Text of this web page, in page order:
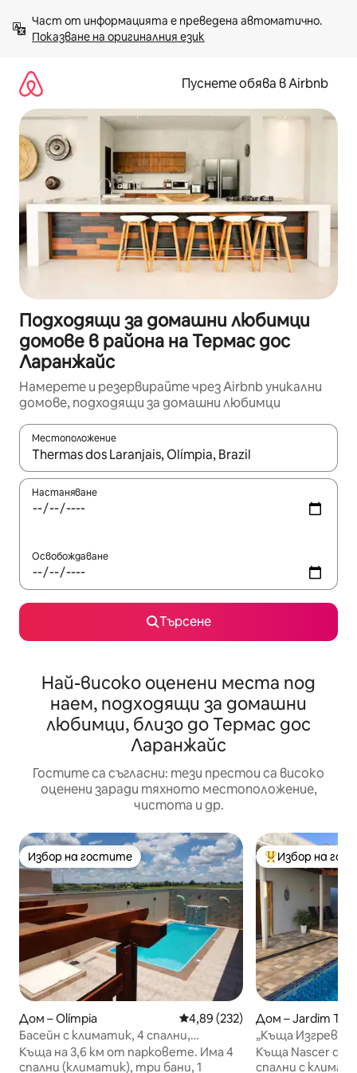
към
съдържанието
Показване на оригиналния език
Пуснете обява в Airbnb
Подходящи за домашни любимци
домове в района на Термас дос
Ларанжайс
Намерете и резервирайте чрез Airbnb уникални
домове, подходящи за домашни любимци
Местоположение
Когато резултатите се покажат, използвайте
Настаняване
Освобождаване
Търсене
Най-високо оценени места под
наем, подходящи за домашни
любимци, близо до Термас дос
Ларанжайс
Гостите са съгласни: тези престои са високо
оценени заради тяхното местоположение,
чистота и др.
Избор на гостите
Избор на гостите
Дом – Olímpia Средна оценка: 4,89 от 5,
4,89 (232)
Басейн с климатик, 4 спални,
апартамент, до 18 души
Къща на 3,6 км от парковете. Има 4
спални (климатик), три бани, 1
Най-популярен
Избор на
Дом – Jardim
„Къща Изгрев с
отопление“
Къща Nascer do
спални с